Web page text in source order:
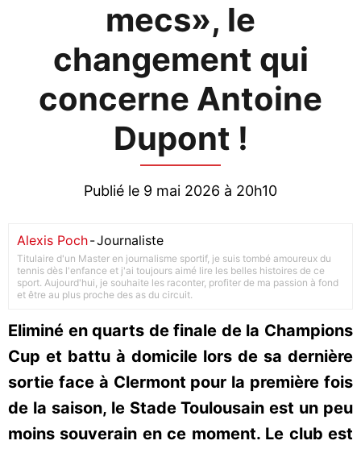
mecs», le
changement qui
concerne Antoine
Dupont !
Publié le 9 mai 2026 à 20h10
Alexis Poch-Journaliste
Titulaire d'un Master en journalisme sportif, je suis tombé amoureux du
tennis dès l'enfance et j'ai toujours aimé lire les belles histoires de ce
sport. Aujourd'hui, je souhaite les raconter, profiter de ma passion à fond
et être au plus proche des as du circuit.
Eliminé en quarts de finale de la Champions
Cup et battu à domicile lors de sa dernière
sortie face à Clermont pour la première fois
de la saison, le Stade Toulousain est un peu
moins souverain en ce moment. Le club est